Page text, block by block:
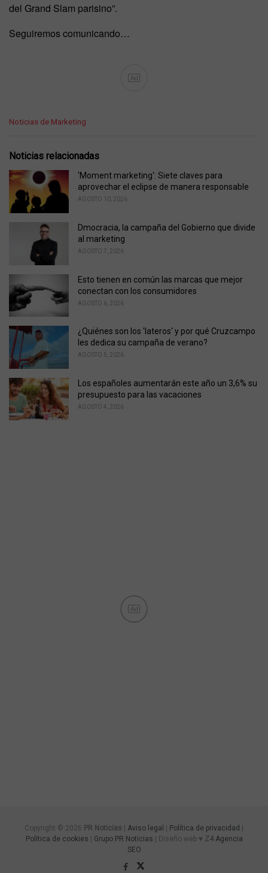
del Grand Slam parisino”.
Seguiremos comunicando…
Ad
C
e
o
e
Noticias de Marketing
Noticias relacionadas
'Moment marketing': Siete claves para
aprovechar el eclipse de manera responsable
AGOSTO 10, 2026
Dmocracia, la campaña del Gobierno que divide
al marketing
AGOSTO 7, 2026
Esto tienen en común las marcas que mejor
conectan con los consumidores
AGOSTO 6, 2026
¿Quiénes son los 'lateros' y por qué Cruzcampo
les dedica su campaña de verano?
AGOSTO 5, 2026
Los españoles aumentarán este año un 3,6% su
presupuesto para las vacaciones
AGOSTO 4, 2026
Ad
Copyright © 2026 PR Noticias Aviso legal Política de privacidad
Política de cookies
Grupo PR Noticias | Diseño web ♥ Z4 Agencia
SEO